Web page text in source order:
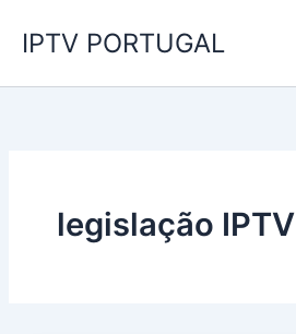
IPTV PORTUGAL
legislação IPTV